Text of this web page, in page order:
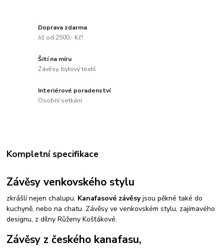
Doprava zdarma
Již od 2500,- Kč!
Šití na míru
Závěsy, bytový textil
Interiérové poradenství
Osobní setkání
Kompletní specifikace
Závěsy venkovského stylu
zkrášlí nejen chalupu. Kanafasové závěsyjsou pěkné také do
kuchyně, nebo na chatu. Závěsy ve venkovském stylu, zajímavého
designu, z dílny Růženy Košťákové.
Závěsy z českého kanafasu,